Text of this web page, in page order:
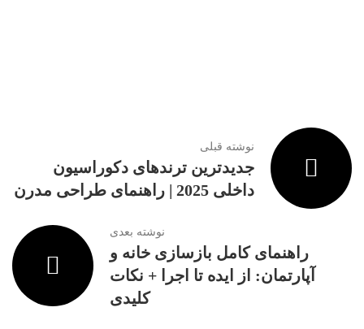
نوشته قبلی
جدیدترین ترندهای دکوراسیون
داخلی 2025 | راهنمای طراحی مدرن
نوشته بعدی
راهنمای کامل بازسازی خانه و
آپارتمان: از ایده تا اجرا + نکات
کلیدی